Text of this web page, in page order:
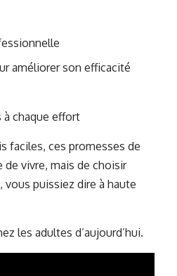
améliorer son efficacité
chaque effort
faciles, ces promesses de
de vivre, mais de choisir
vous puissiez dire à haute
les adultes d’aujourd’hui.